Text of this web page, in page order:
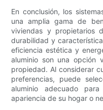
En conclusión, los
una amplia gama de
viviendas y propietarios
durabilidad y
eficiencia estética y
aluminio son una opción
propiedad. Al considerar
preferencias, puede
aluminio adecuado
apariencia de su hogar o